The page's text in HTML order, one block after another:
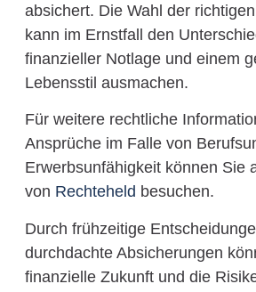
absichert. Die Wahl der
kann im Ernstfall den
finanzieller Notlage und einem
Lebensstil ausmachen.
Für weitere rechtliche
Ansprüche im Falle von
Erwerbsunfähigkeit können Sie
von Rechteheld besuchen.
Durch frühzeitige
durchdachte Absicherungen
finanzielle Zukunft und die